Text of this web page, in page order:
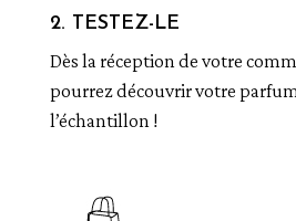
2. TESTEZ-LE
Dès la réception de votre
pourrez découvrir votre
l’échantillon !